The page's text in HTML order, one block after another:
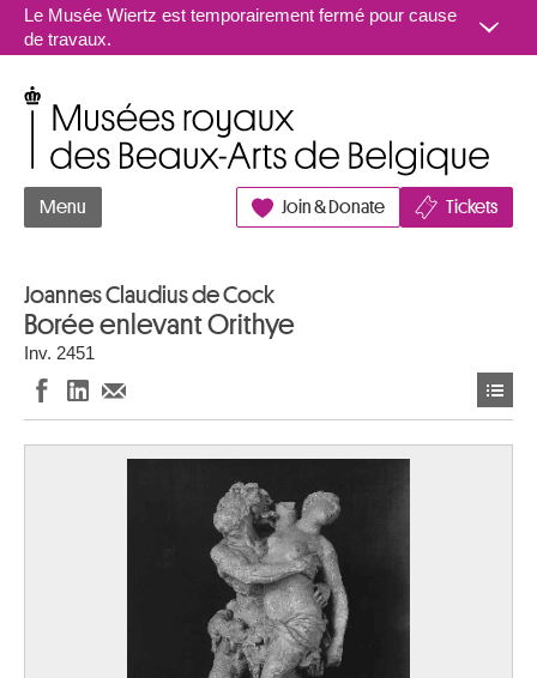
Aller au contenu
Le Musée Wiertz est temporairement fermé pour cause
de travaux.
Menu Join & Donate Tickets
Joannes Claudius de Cock
Borée enlevant Orithye
Inv. 2451